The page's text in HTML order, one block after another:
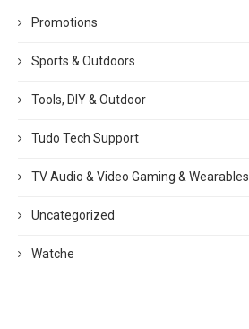
Promotions
Sports & Outdoors
Tools, DIY & Outdoor
Tudo Tech Support
TV Audio & Video Gaming & Wearables
Uncategorized
Watche